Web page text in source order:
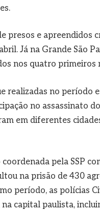
presos e apreendidos
Já na Grande São
nos quatro primeiros
realizadas no período
no assassinato
em diferentes
pela SSP
na prisão de 430
período, as polícias
capital paulista,